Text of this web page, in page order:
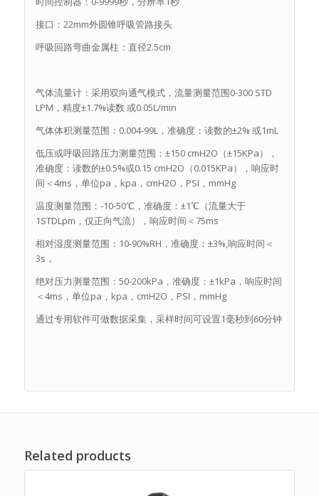
接口：22mm外圆锥呼吸管路接头
呼吸回路弯曲金属柱：直径2.5cm
气体流量计：采用双向通气模式，流量测量范围0-300 STD
LPM，精度±1.7%读数 或0.05L/min
气体体积测量范围：0.004-99L，准确度：读数的±2% 或1mL
低压或呼吸回路压力测量范围：±150 cmH2O（±15KPa），
准确度：读数的±0.5%或0.15 cmH2O（0.015KPa），响应时
间＜4ms，单位pa，kpa，cmH2O，PSI，mmHg
温度测量范围：-10-50℃，准确度：±1℃（流量大于
1STDLpm，仅正向气流），响应时间＜75ms
相对湿度测量范围：10-90%RH，准确度：±3%,响应时间＜
3s，
绝对压力测量范围：50-200kPa，准确度：±1kPa，响应时间
＜4ms，单位pa，kpa，cmH2O，PSI，mmHg
通过专用软件可做数据采集，采样时间可设置1毫秒到60分钟
Related products